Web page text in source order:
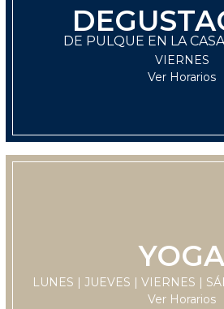
DE PULQUE EN LA
VIERNES
Ver Horarios
LUNES
11:30 hrs
YOGA
LUNES | JUEVES | VIERNES |
Ver Horarios
LUNES
11:30 hrs